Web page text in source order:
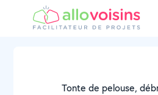
Tonte de pelouse,